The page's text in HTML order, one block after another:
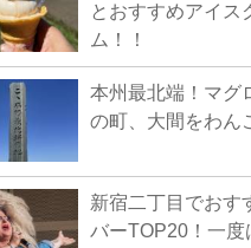
とおすすめアイス
ム！！
本州最北端！マグ
の町、大間をわん
新宿二丁目でおす
バーTOP20！一度